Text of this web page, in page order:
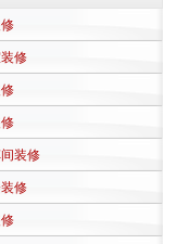
修
装修
修